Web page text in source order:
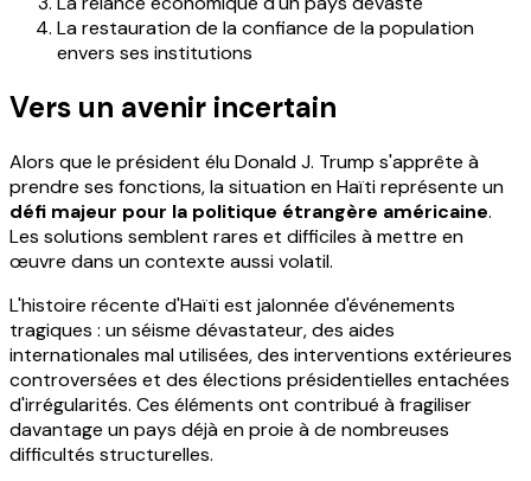
La restauration de la confiance de la population
envers ses institutions
Vers un avenir incertain
Alors que le président élu Donald J. Trump s'apprête à
prendre ses fonctions, la situation en Haïti représente un
défi majeur pour la politique étrangère américaine.
Les solutions semblent rares et difficiles à mettre en
œuvre dans un contexte aussi volatil.
L'histoire récente d'Haïti est jalonnée d'événements
tragiques : un séisme dévastateur, des aides
internationales mal utilisées, des interventions extérieures
controversées et des élections présidentielles entachées
d'irrégularités. Ces éléments ont contribué à fragiliser
davantage un pays déjà en proie à de nombreuses
difficultés structurelles.